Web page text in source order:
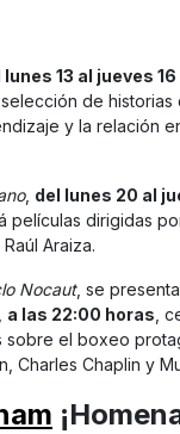
lunes 13 al jueves
selección de
y la relación
, del lunes 20 al
películas dirigidas
Araiza.
Nocaut, se presenta
a las 22:00 horas ,
sobre el boxeo
Charles Chaplin y